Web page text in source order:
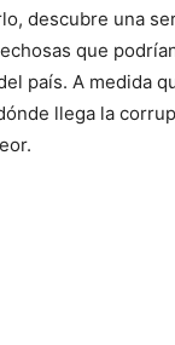
descubre una
que
país. A medida
llega la